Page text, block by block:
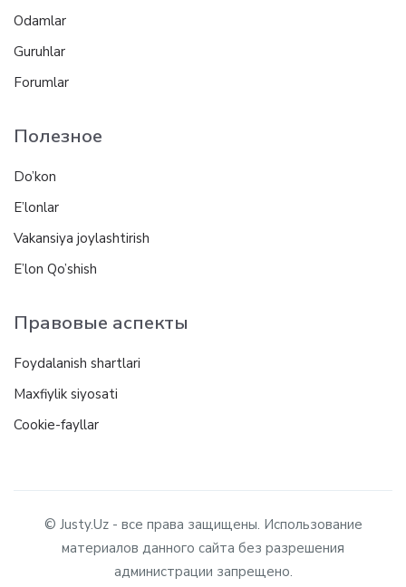
Odamlar
Guruhlar
Forumlar
Полезное
Do’kon
E’lonlar
Vakansiya joylashtirish
E’lon Qo’shish
Правовые аспекты
Foydalanish shartlari
Maxfiylik siyosati
Cookie-fayllar
© Justy.Uz - все права защищены. Использование
материалов данного сайта без разрешения
администрации запрещено.